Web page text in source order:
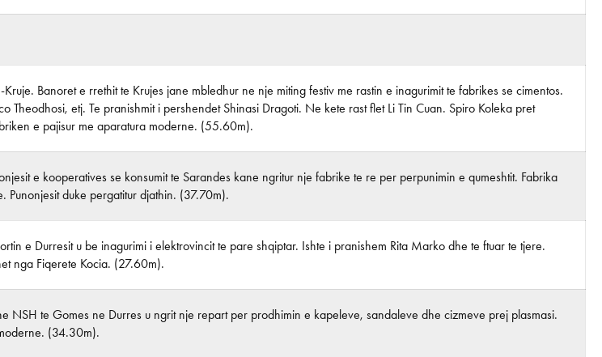
Banoret e rrethit te Krujes jane mbledhur ne nje miting festiv me rastin e inagurimit te fabrikes se cimentos.
Theodhosi, etj. Te pranishmit i pershendet Shinasi Dragoti. Ne kete rast flet Li Tin Cuan. Spiro Koleka pret
e pajisur me aparatura moderne. (55.60m).
e kooperatives se konsumit te Sarandes kane ngritur nje fabrike te re per perpunimin e qumeshtit. Fabrika
Punonjesit duke pergatitur djathin. (37.70m).
e Durresit u be inagurimi i elektrovincit te pare shqiptar. Ishte i pranishem Rita Marko dhe te ftuar te tjere.
nga Fiqerete Kocia. (27.60m).
NSH te Gomes ne Durres u ngrit nje repart per prodhimin e kapeleve, sandaleve dhe cizmeve prej plasmasi.
(34.30m).